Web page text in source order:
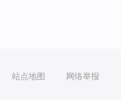
站点地图 网络举报